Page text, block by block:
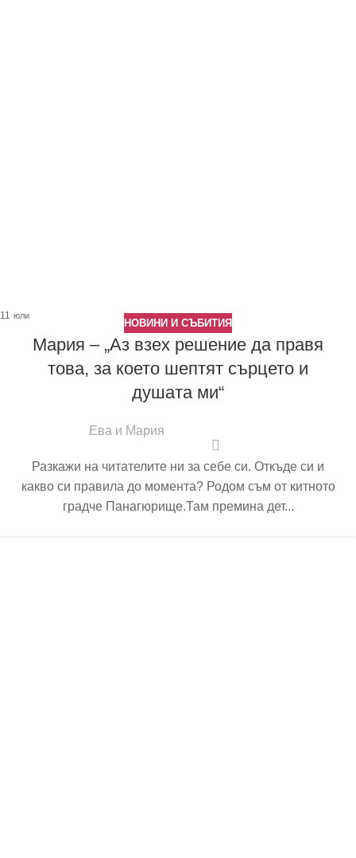
11 юли
НОВИНИ И СЪБИТИЯ
Мария – „Аз взех решение да правя
това, за което шептят сърцето и
душата ми“
Ева и Мария
Разкажи на читателите ни за себе си. Откъде си и
какво си правила до момента? Родом съм от китното
градче Панагюрище.Там премина дет...